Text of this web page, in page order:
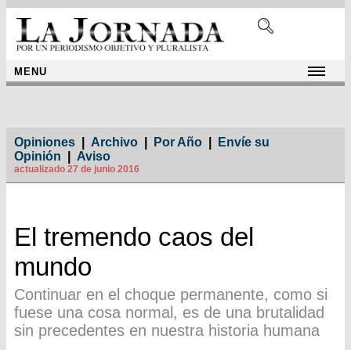
MENU
Opiniones Archivo Por Año
Envíe su
Opinión
Aviso
actualizado 27 de junio 2016
El tremendo caos del
mundo
Continuar en el choque permanente, como si
fuese una cosa normal, es de una brutalidad
sin precedentes en nuestra historia humana